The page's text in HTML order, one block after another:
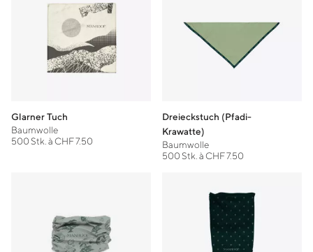
Glarner Tuch
Baumwolle
500 Stk. à CHF 7.50
Dreieckstuch (Pfadi-
Krawatte)
Baumwolle
500 Stk. à CHF 7.50